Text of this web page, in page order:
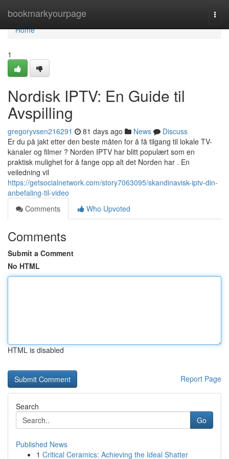
bookmarkyourpage
Home
Home
1
Nordisk IPTV: En Guide til
Avspilling
gregoryvsen216291 81 days ago News
Discuss
Er du på jakt etter den beste måten for å få tilgang til lokale TV-
kanaler og filmer ? Norden IPTV har blitt populært som en
praktisk mulighet for å fange opp alt det Norden har . En
veiledning vil
https://getsocialnetwork.com/story7063095/skandinavisk-iptv-din-
anbefaling-til-video
Comments
Who Upvoted
Comments
Submit a Comment
No HTML
HTML is disabled
Report Page
Search
Go
Published News
1 Critical Ceramics: Achieving the Ideal Shatter